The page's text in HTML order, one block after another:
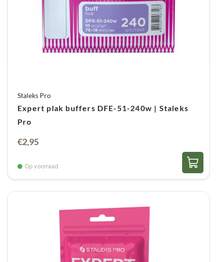
Staleks Pro
Expert plak buffers DFE-51-240w | Staleks
Pro
€2,95
Op voorraad